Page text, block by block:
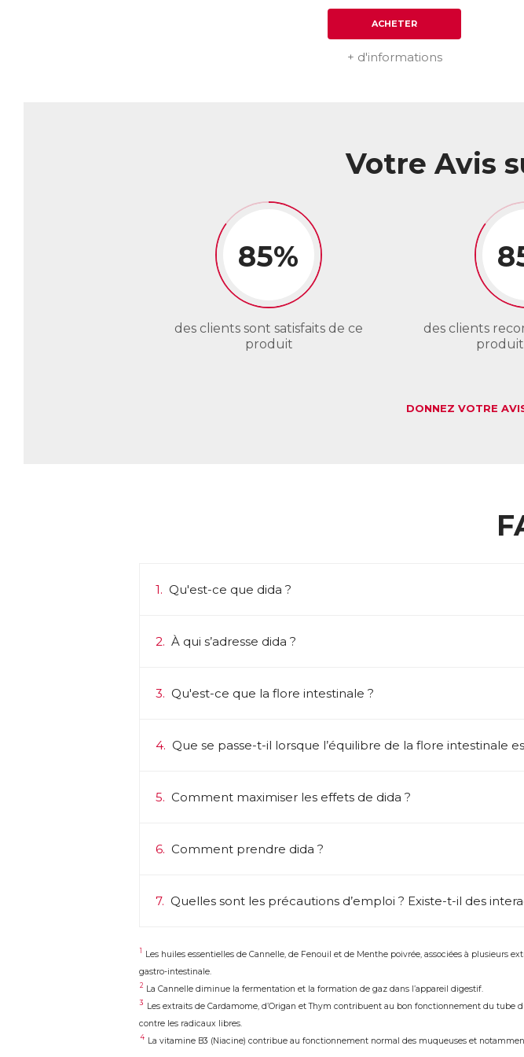
ACHETER
+ d'informations
Votre Avis
85%
des clients sont satisfaits de ce
produit
des clients
DONNEZ VOTRE
1. Qu'est-ce que dida ?
2. À qui s’adresse dida ?
3. Qu'est-ce que la flore intestinale ?
4. Que se passe-t-il lorsque l’équilibre de la flore intestinale
5. Comment maximiser les effets de dida ?
6. Comment prendre dida ?
7. Quelles sont les précautions d’emploi ? Existe-t-il des
1 Les huiles essentielles de Cannelle, de Fenouil et de Menthe poivrée, associées à plusieurs
gastro-intestinale.
2 La Cannelle diminue la fermentation et la formation de gaz dans l’appareil digestif.
3 Les extraits de Cardamome, d’Origan et Thym contribuent au bon fonctionnement du
contre les radicaux libres.
4 La vitamine B3 (Niacine) contribue au fonctionnement normal des muqueuses et